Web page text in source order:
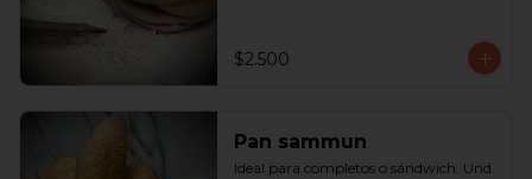
$2.500
Pan sammun
Ideal para completos o sándwich. Und.